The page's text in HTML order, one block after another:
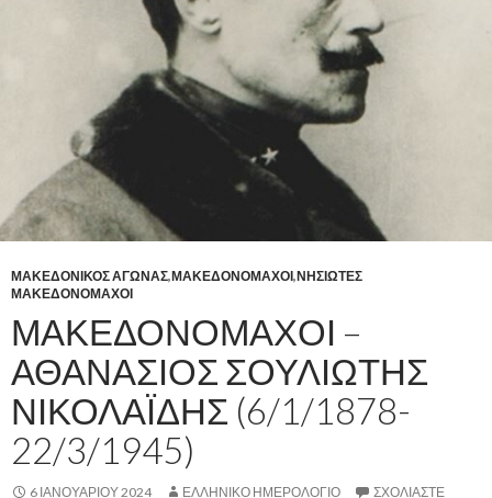
ΜΑΚΕΔΟΝΙΚΟΣ ΑΓΩΝΑΣ,ΜΑΚΕΔΟΝΟΜΑΧΟΙ,ΝΗΣΙΩΤΕΣ
ΜΑΚΕΔΟΝΟΜΑΧΟΙ
ΜΑΚΕΔΟΝΟΜΑΧΟΙ –
ΑΘΑΝΑΣΙΟΣ ΣΟΥΛΙΩΤΗΣ
ΝΙΚΟΛΑΪΔΗΣ (6/1/1878-
22/3/1945)
6 ΙΑΝΟΥΑΡΊΟΥ 2024 ΕΛΛΗΝΙΚΟ ΗΜΕΡΟΛΟΓΙΟ ΣΧΟΛΙΆΣΤΕ